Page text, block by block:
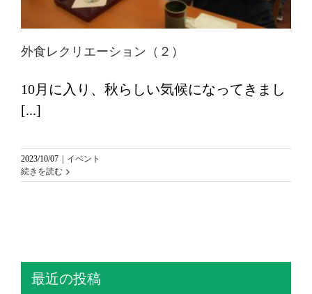
外食レクリエーション（２）
10月に入り、秋らしい気候になってきまし
[...]
2023/10/07 | イベント
続きを読む
最近の投稿